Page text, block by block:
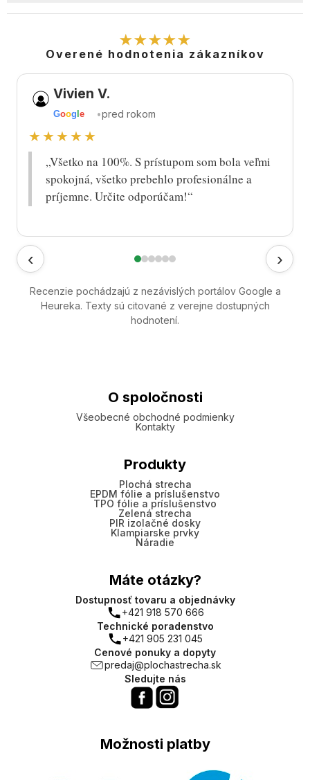
★★★★★
Overené hodnotenia zákazníkov
‹
Vivien V.
Goog le •pred rokom
★★★★★
„Všetko na 100%. S prístupom som bola veľmi
spokojná, všetko prebehlo profesionálne a
príjemne. Určite odporúčam!“
›
Recenzie pochádzajú z nezávislých portálov Google a
Heureka. Texty sú citované z verejne dostupných
hodnotení.
O spoločnosti
Všeobecné obchodné podmienky
Kontakty
Produkty
Plochá strecha
EPDM fólie a príslušenstvo
TPO fólie a príslušenstvo
Zelená strecha
PIR izolačné dosky
Klampiarske prvky
Náradie
Máte otázky?
Dostupnosť tovaru a objednávky
+421 918 570 666
Technické poradenstvo
+421 905 231 045
Cenové ponuky a dopyty
predaj@plochastrecha.sk
Sledujte nás
Možnosti platby